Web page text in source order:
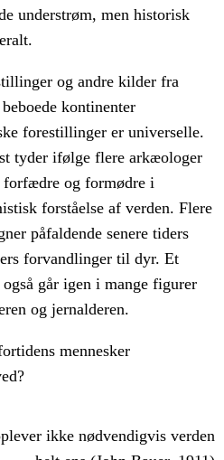
understrøm, men historisk
og andre kilder fra
kontinenter
forestillinger er universelle.
tyder ifølge flere arkæologer
forfædre og formødre i
forståelse af verden. Flere
påfaldende senere tiders
forvandlinger til dyr. Et
går igen i mange figurer
og jernalderen.
mennesker